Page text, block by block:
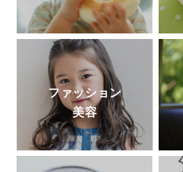
ファッション
美容